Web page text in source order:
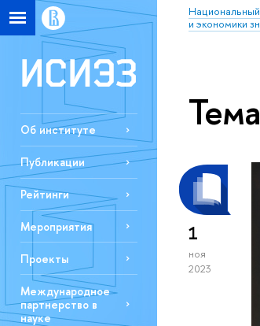
и экономики
Об институте
Публикации
Рейтинги
Мероприятия
Проекты
Международное
партнерство в
науке
1
ноя
2023